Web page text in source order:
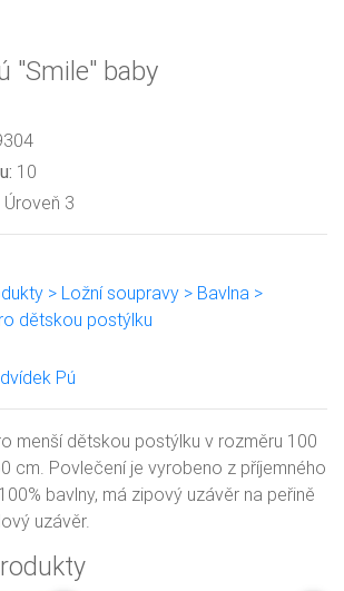
"Smile" baby
10
Úroveň 3
> Ložní soupravy > Bavlna >
dětskou postýlku
Pú
menší dětskou postýlku v rozměru 100
cm. Povlečení je vyrobeno z příjemného
bavlny, má zipový uzávěr na peřině
uzávěr.